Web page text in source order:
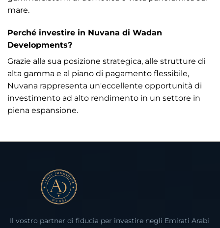
mare.
Perché investire in Nuvana di Wadan
Developments?
Grazie alla sua posizione strategica, alle strutture di
alta gamma e al piano di pagamento flessibile,
Nuvana rappresenta un'eccellente opportunità di
investimento ad alto rendimento in un settore in
piena espansione.
Il vostro partner di fiducia per investire negli Emirati Arabi